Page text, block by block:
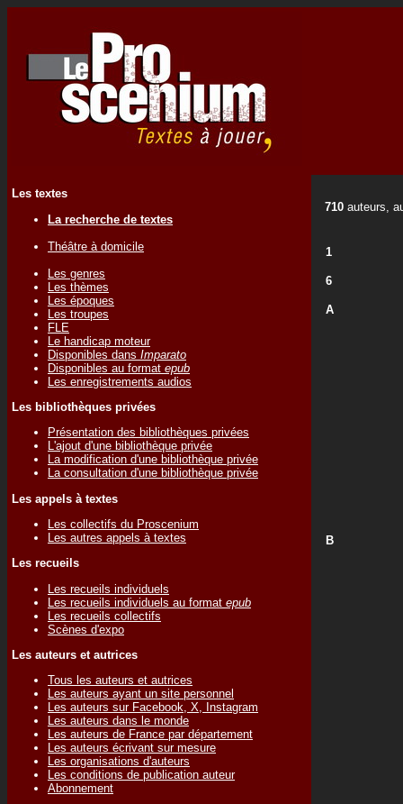
Les textes
La recherche de textes
Théâtre à domicile
Les genres
Les thèmes
Les époques
Les troupes
FLE
Le handicap moteur
Disponibles dans Imparato
Disponibles au format epub
Les enregistrements audios
Les bibliothèques privées
Présentation des bibliothèques privées
L'ajout d'une bibliothèque privée
La modification d'une bibliothèque privée
La consultation d'une bibliothèque privée
Les appels à textes
Les collectifs du Proscenium
Les autres appels à textes
Les recueils
Les recueils individuels
Les recueils individuels au format epub
Les recueils collectifs
Scènes d'expo
Les auteurs et autrices
Tous les auteurs et autrices
Les auteurs ayant un site personnel
Les auteurs sur Facebook, X, Instagram
Les auteurs dans le monde
Les auteurs de France par département
Les auteurs écrivant sur mesure
Les organisations d'auteurs
Les conditions de publication auteur
Abonnement
710 auteurs,
1
6
A
B